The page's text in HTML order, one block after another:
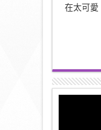
在太可愛